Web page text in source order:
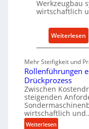
A
k
a
f
v
n
I
n
Werkzeugbau
wirtschaftlich
Weiterlesen:
t
o
d
e
Mehr Steifigkeit und
Rollenführungen
Drückprozess
Zwischen
steigenden
wirtschaftlich
Weiterlesen: